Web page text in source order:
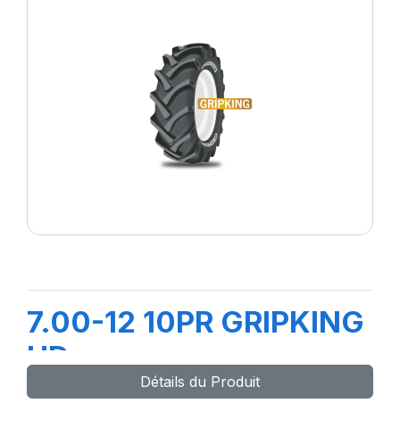
7.00-12 10PR GRIPKING
HD
Détails du Produit